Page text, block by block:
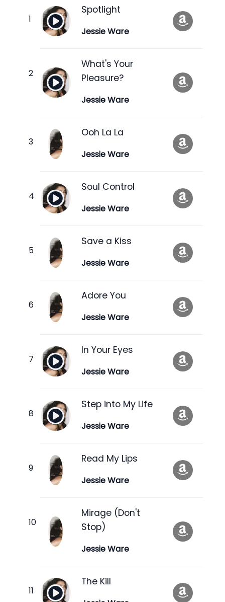
Spotlight
Jessie Ware
What's Your
Pleasure?
Jessie Ware
Ooh La La
Jessie Ware
Soul Control
Jessie Ware
Save a Kiss
Jessie Ware
Adore You
Jessie Ware
In Your Eyes
Jessie Ware
Step into My Life
Jessie Ware
Read My Lips
Jessie Ware
Mirage (Don't
Stop)
Jessie Ware
The Kill